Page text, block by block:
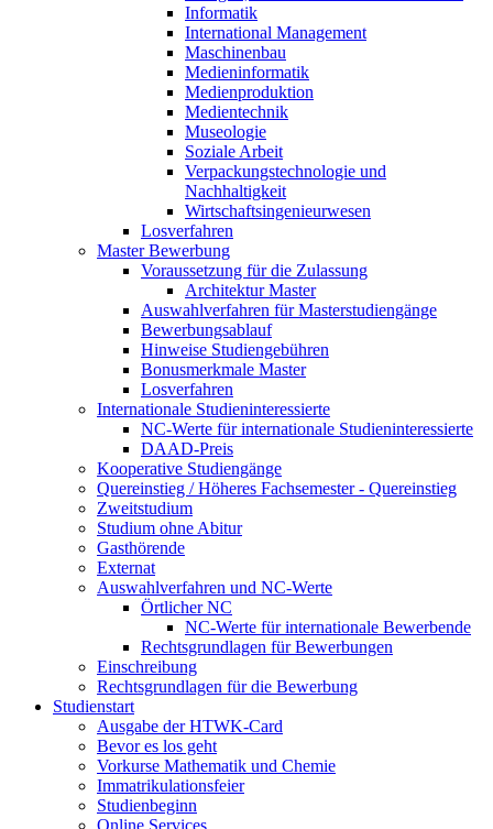
Informatik
International Management
Maschinenbau
Medieninformatik
Medienproduktion
Medientechnik
Museologie
Soziale Arbeit
Verpackungstechnologie und
Nachhaltigkeit
Wirtschaftsingenieurwesen
Losverfahren
Master Bewerbung
Voraussetzung für die Zulassung
Architektur Master
Auswahlverfahren für Masterstudiengänge
Bewerbungsablauf
Hinweise Studiengebühren
Bonusmerkmale Master
Losverfahren
Internationale Studieninteressierte
NC-Werte für internationale Studieninteressierte
DAAD-Preis
Kooperative Studiengänge
Quereinstieg / Höheres Fachsemester - Quereinstieg
Zweitstudium
Studium ohne Abitur
Gasthörende
Externat
Auswahlverfahren und NC-Werte
Örtlicher NC
NC-Werte für internationale Bewerbende
Rechtsgrundlagen für Bewerbungen
Einschreibung
Rechtsgrundlagen für die Bewerbung
Studienstart
Ausgabe der HTWK-Card
Bevor es los geht
Vorkurse Mathematik und Chemie
Immatrikulationsfeier
Studienbeginn